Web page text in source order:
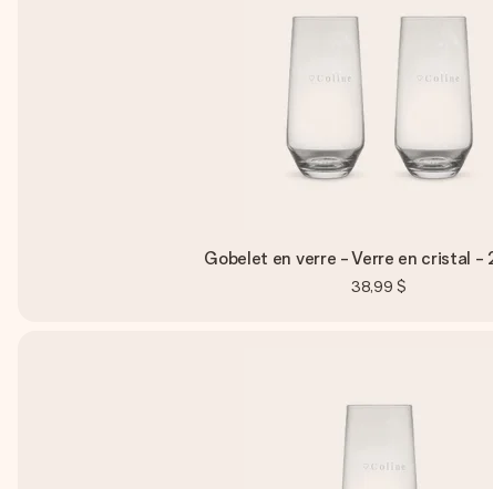
Gobelet en verre - Verre en cristal -
38,99 $